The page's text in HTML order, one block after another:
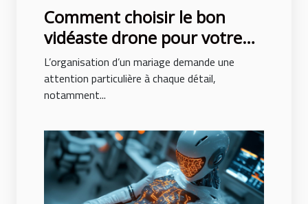
Comment choisir le bon
vidéaste drone pour votre
mariage
L’organisation d’un mariage demande une
attention particulière à chaque détail,
notamment...